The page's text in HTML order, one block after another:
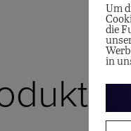
Um
die
in